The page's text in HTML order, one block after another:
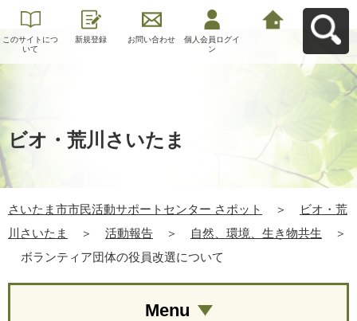
このサイトにつ
いて
新規登録 お問い合わせ
個人会員ログイ
ン
ビオ・荒川さいたま
さいたま市市民活動サポートセンター さポット ＞
ビオ・荒
川さいたま
＞ 活動報告 ＞ 自然、環境、生き物共生
＞
ボランティア団体の役員改選について
Menu